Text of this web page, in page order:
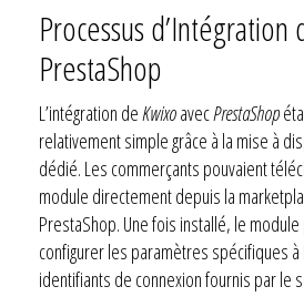
Processus d’Intégration
PrestaShop
L’intégration deKwixoavecPrestaShop
relativement simple grâce à la mise à
dédié. Les commerçants pouvaient
module directement depuis la
PrestaShop. Une fois installé, le
configurer les paramètres spécifiques
identifiants de connexion fournis par le